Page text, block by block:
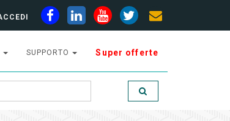
SUPPORTO Super offerte